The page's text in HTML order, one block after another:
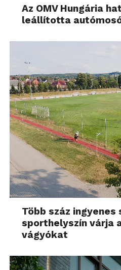
Több száz
sporthelyszín várja
vágyókat